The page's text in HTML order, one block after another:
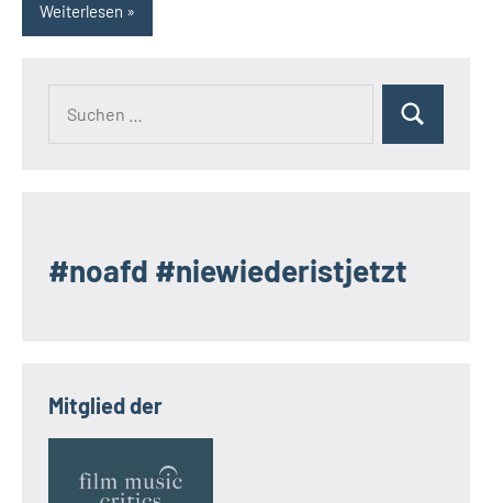
Weiterlesen
Suchen
#noafd #niewiederistjetzt
Mitglied der